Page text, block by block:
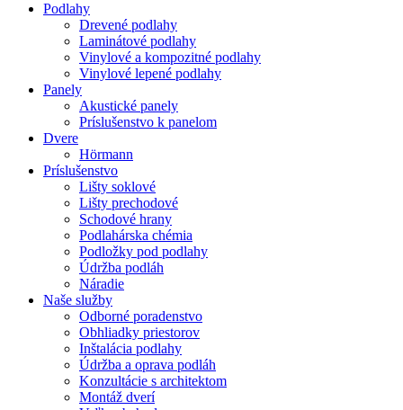
Podlahy
Drevené podlahy
Laminátové podlahy
Vinylové a kompozitné podlahy
Vinylové lepené podlahy
Panely
Akustické panely
Príslušenstvo k panelom
Dvere
Hörmann
Príslušenstvo
Lišty soklové
Lišty prechodové
Schodové hrany
Podlahárska chémia
Podložky pod podlahy
Údržba podláh
Náradie
Naše služby
Odborné poradenstvo
Obhliadky priestorov
Inštalácia podlahy
Údržba a oprava podláh
Konzultácie s architektom
Montáž dverí